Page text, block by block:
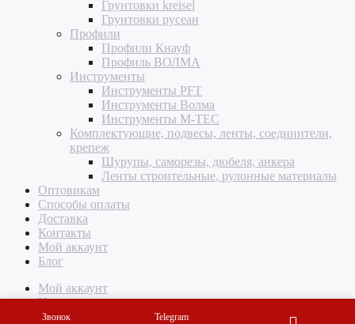
Звонок Telegram
Грунтовки kreisel
Грунтовки русеан
Профили
Профили Кнауф
Профиль ВОЛМА
Инструменты
Инструменты PFT
Инструменты Волма
Инструменты M-TEC
Комплектующие, подвесы, ленты, соединители,
крепеж
Шурупы, саморезы, дюбеля, анкера
Ленты строительные, рулонные материалы
Оптовикам
Способы оплаты
Доставка
Контакты
Мой аккаунт
Блог
Мой аккаунт
Корзина